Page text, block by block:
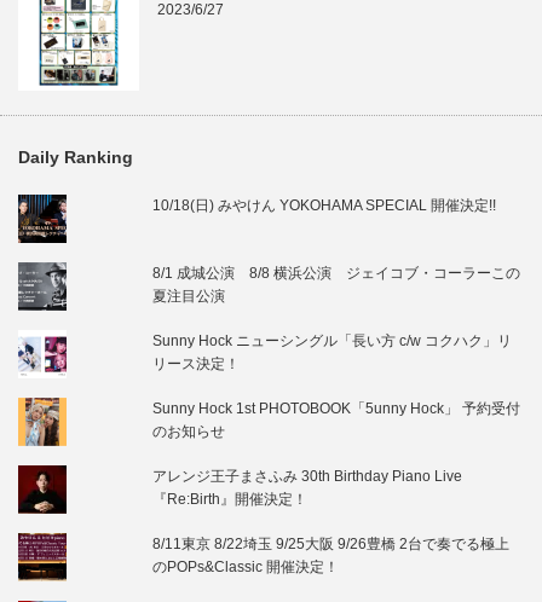
2023/6/27
Daily Ranking
10/18(日) みやけん YOKOHAMA SPECIAL 開催決定!!
8/1 成城公演 8/8 横浜公演 ジェイコブ・コーラーこの
夏注目公演
Sunny Hock ニューシングル「長い方 c/w コクハク」リ
リース決定！
Sunny Hock 1st PHOTOBOOK「5unny Hock」 予約受付
のお知らせ
アレンジ王子まさふみ 30th Birthday Piano Live
『Re:Birth』開催決定！
8/11東京 8/22埼玉 9/25大阪 9/26豊橋 2台で奏でる極上
のPOPs&Classic 開催決定！